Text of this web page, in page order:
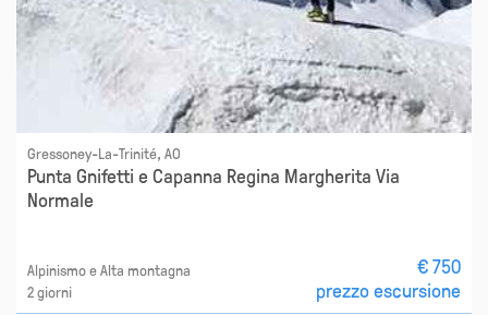
Gressoney-La-Trinité, AO
Punta Gnifetti e Capanna Regina Margherita Via
Normale
Alpinismo e Alta montagna
2 giorni
€ 750
prezzo escursione